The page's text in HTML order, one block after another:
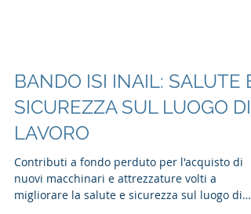
BANDO ISI INAIL: SALUTE E
SICUREZZA SUL LUOGO DI
LAVORO
Contributi a fondo perduto per l'acquisto di